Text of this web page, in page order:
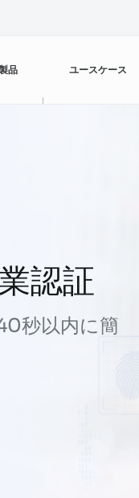
人的資本開発
支払い回収
品
FPT AI Read
FPT AI Mentor
ユースケース
カスタマーサービス
ケーススタディ
認証
秒以内に簡